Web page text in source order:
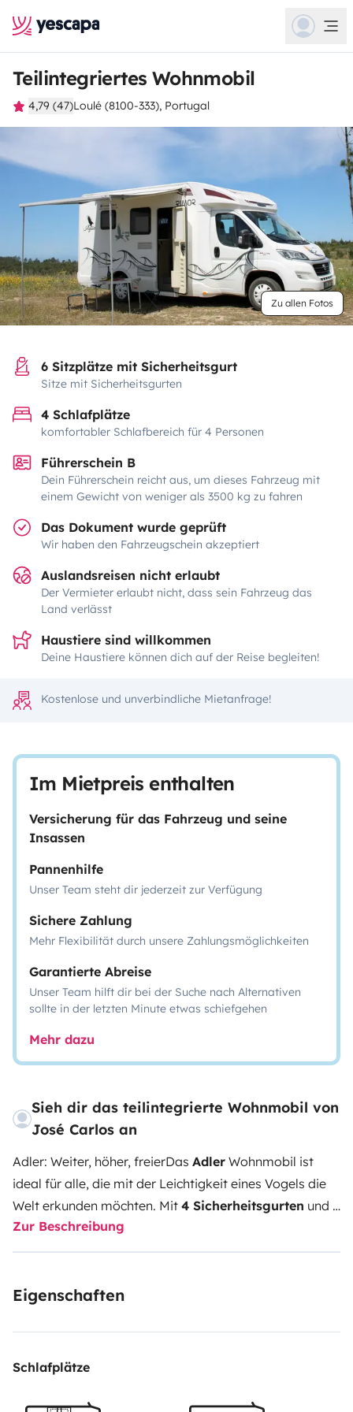
Teilintegriertes Wohnmobil
4,79 (47)Loulé (8100-333), Portugal
Zu allen Fotos
6 Sitzplätze mit Sicherheitsgurt
Sitze mit Sicherheitsgurten
4 Schlafplätze
komfortabler Schlafbereich für 4 Personen
Führerschein B
Dein Führerschein reicht aus, um dieses Fahrzeug mit
einem Gewicht von weniger als 3500 kg zu fahren
Das Dokument wurde geprüft
Wir haben den Fahrzeugschein akzeptiert
Auslandsreisen nicht erlaubt
Der Vermieter erlaubt nicht, dass sein Fahrzeug das
Land verlässt
Haustiere sind willkommen
Deine Haustiere können dich auf der Reise begleiten!
Kostenlose und unverbindliche Mietanfrage!
Im Mietpreis enthalten
Versicherung für das Fahrzeug und seine
Insassen
Pannenhilfe
Unser Team steht dir jederzeit zur Verfügung
Sichere Zahlung
Mehr Flexibilität durch unsere Zahlungsmöglichkeiten
Garantierte Abreise
Unser Team hilft dir bei der Suche nach Alternativen
sollte in der letzten Minute etwas schiefgehen
Mehr dazu
Sieh dir das teilintegrierte Wohnmobil von
José Carlos an
Adler: Weiter, höher, freierDas Adler Wohnmobil ist
ideal für alle, die mit der Leichtigkeit eines Vogels die
Welt erkunden möchten. Mit 4 Sicherheitsgurten und 4
Schlafplätzenbietet es die perfekte Kombination aus
Autonomie und Komfort — für Abenteuer mit der
entgegen.Ausgestattet mit Küche (Herd, Kühlschrank),
auch mit beiden Füßen auf der Straße.
– Besteck, Teller, Gläser, Töpfe usw. • Bettwäsche-Set
Zur Beschreibung
Eigenschaften
Schlafplätze